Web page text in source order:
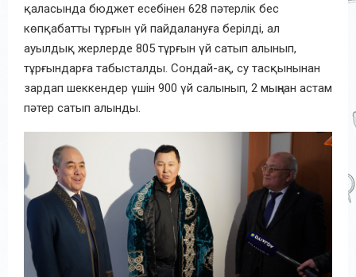
қаласында бюджет есебінен 628 пәтерлік бес
көпқабатты тұрғын үй пайдалануға берілді, ал
ауылдық жерлерде 805 тұрғын үй сатып алынып,
тұрғындарға табысталды. Сондай-ақ, су тасқынынан
зардап шеккендер үшін 900 үй салынып, 2 мыңнан астам
пәтер сатып алынды.